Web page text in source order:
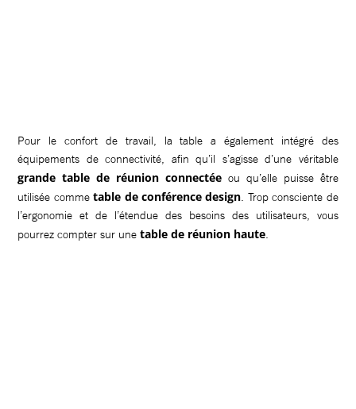
Pour le confort de travail, la table a également intégré des
équipements de connectivité, afin qu’il s’agisse d’une véritable
grande table de réunion connectée ou qu’elle puisse être
utilisée commetable de conférence design . Trop consciente de
l’ergonomie et de l’étendue des besoins des utilisateurs, vous
pourrez compter sur unetable de réunion haute